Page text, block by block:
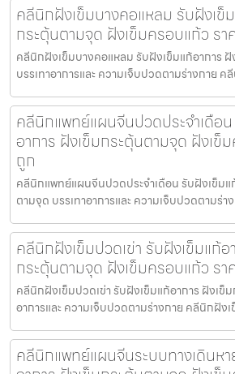
คลีนิกฝังเข็มบางคอแหลม รับฝังเข็
กระตุ้นตามจุด ฝังเข็มครอบแก้ว รา
คลีนิกฝังเข็มบางคอแหลม รับฝังเข็มแก้อาการ
บรรเทาอาการและ ความเจ็บปวดตามร่างกาย
คลีนิกแพทย์แผนจีนปวดประจําเดือ
อาการ ฝังเข็มกระตุ้นตามจุด ฝังเข็
ถูก
คลีนิกแพทย์แผนจีนปวดประจําเดือน รับฝังเข็มแ
ตามจุด บรรเทาอาการและ ความเจ็บปวดตามร่
คลีนิกฝังเข็มปวดเข่า รับฝังเข็มแก้อ
กระตุ้นตามจุด ฝังเข็มครอบแก้ว รา
คลีนิกฝังเข็มปวดเข่า รับฝังเข็มแก้อาการ ฝังเข็
อาการและ ความเจ็บปวดตามร่างกาย คลีนิกฝังเ
คลีนิกแพทย์แผนจีนระบบทางเดินหา